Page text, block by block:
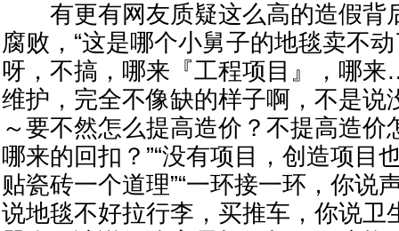
有更有网友质疑这么高的造假背
腐败，“这是哪个小舅子的地毯卖不动
呀，不搞，哪来『工程项目』，哪
维护，完全不像缺的样子啊，不是说
～要不然怎么提高造价？不提高造价
哪来的回扣？”“没有项目，创造项目
贴瓷砖一个道理”“一环接一环，你说
说地毯不好拉行李，买推车，你说卫